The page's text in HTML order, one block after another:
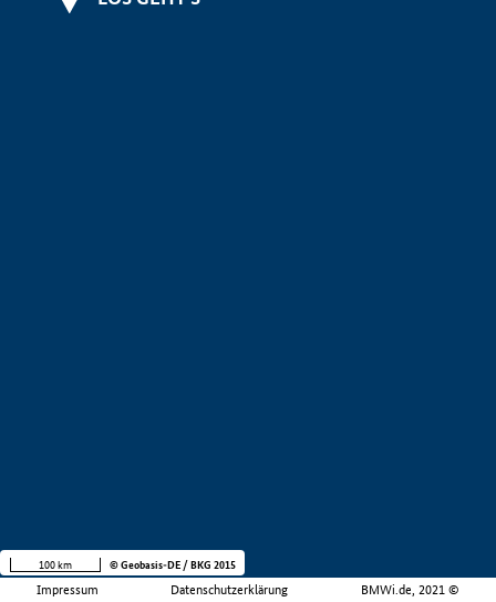
Impressum Datenschutzerklärung BMWi.de, 2021 ©
100 km © Geobasis-DE / BKG 2015